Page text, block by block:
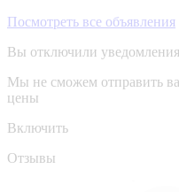
Посмотреть все объявления
Вы отключили уведомления
Мы не сможем отправить
цены
Включить
Отзывы